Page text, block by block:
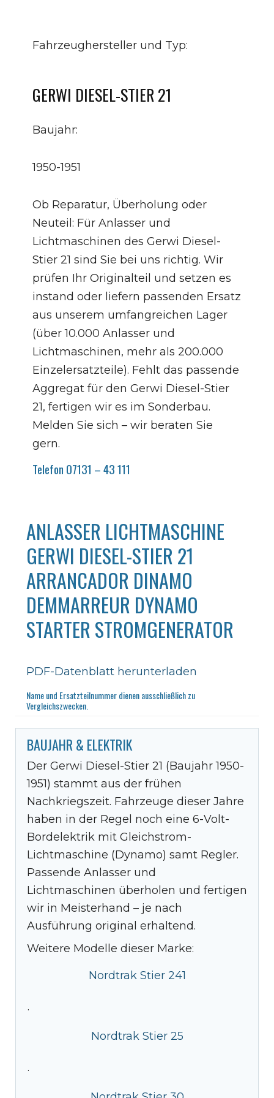
Fahrzeughersteller und Typ:
GERWI DIESEL-STIER 21
Baujahr:
1950-1951
Ob Reparatur, Überholung oder
Neuteil: Für Anlasser und
Lichtmaschinen des Gerwi Diesel-
Stier 21 sind Sie bei uns richtig. Wir
prüfen Ihr Originalteil und setzen es
instand oder liefern passenden Ersatz
aus unserem umfangreichen Lager
(über 10.000 Anlasser und
Lichtmaschinen, mehr als 200.000
Einzelersatzteile). Fehlt das passende
Aggregat für den Gerwi Diesel-Stier
21, fertigen wir es im Sonderbau.
Melden Sie sich – wir beraten Sie
gern.
Telefon 07131 – 43 111
ANLASSER LICHTMASCHINE
GERWI DIESEL-STIER 21
ARRANCADOR DINAMO
DEMMARREUR DYNAMO
STARTER STROMGENERATOR
PDF-Datenblatt herunterladen
Name und Ersatzteilnummer dienen ausschließlich zu
Vergleichszwecken.
BAUJAHR & ELEKTRIK
Der Gerwi Diesel-Stier 21 (Baujahr 1950-
1951) stammt aus der frühen
Nachkriegszeit. Fahrzeuge dieser Jahre
haben in der Regel noch eine 6-Volt-
Bordelektrik mit Gleichstrom-
Lichtmaschine (Dynamo) samt Regler.
Passende Anlasser und
Lichtmaschinen überholen und fertigen
wir in Meisterhand – je nach
Ausführung original erhaltend.
Weitere Modelle dieser Marke:
Nordtrak Stier 241
·
Nordtrak Stier 25
·